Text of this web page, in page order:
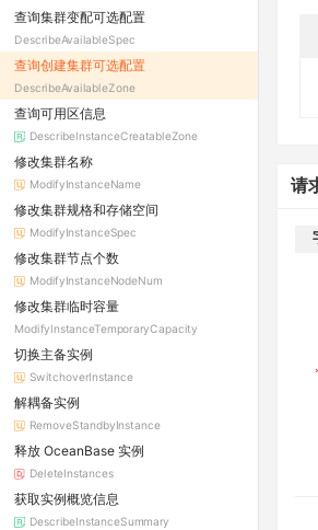
查询集群变配可选配置
DescribeAvailableSpec
查询创建集群可选配置
DescribeAvailableZone
查询可用区信息
DescribeInstanceCreatableZone
修改集群名称
ModifyInstanceName
修改集群规格和存储空间
ModifyInstanceSpec
修改集群节点个数
ModifyInstanceNodeNum
修改集群临时容量
ModifyInstanceTemporaryCapacity
切换主备实例
SwitchoverInstance
解耦备实例
RemoveStandbyInstance
释放 OceanBase 实例
DeleteInstances
获取实例概览信息
DescribeInstanceSummary
请